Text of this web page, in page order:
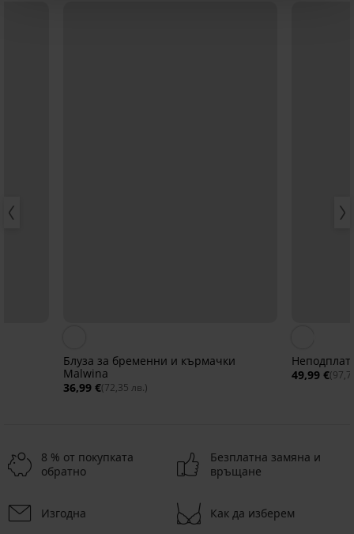
Блуза за бременни и кърмачки
Malwina
36,99 €(72,35 лв.)
49,99 €
Разпродажба
8 % от покупката
обратно
Безплатна замяна и
връщане
Изгодна Как да изберем